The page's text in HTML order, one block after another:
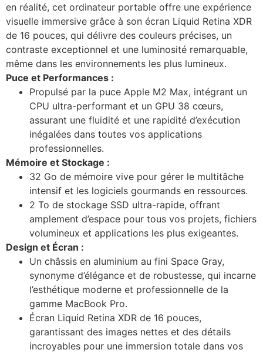
en réalité, cet ordinateur portable offre une expérience
visuelle immersive grâce à son écran Liquid Retina XDR
de 16 pouces, qui délivre des couleurs précises, un
contraste exceptionnel et une luminosité remarquable,
même dans les environnements les plus lumineux.
Puce et Performances :
Propulsé par la puce Apple M2 Max, intégrant un
CPU ultra-performant et un GPU 38 cœurs,
assurant une fluidité et une rapidité d’exécution
inégalées dans toutes vos applications
professionnelles.
Mémoire et Stockage :
32 Go de mémoire vive pour gérer le multitâche
intensif et les logiciels gourmands en ressources.
2 To de stockage SSD ultra-rapide, offrant
amplement d’espace pour tous vos projets, fichiers
volumineux et applications les plus exigeantes.
Design et Écran :
Un châssis en aluminium au fini Space Gray,
synonyme d’élégance et de robustesse, qui incarne
l’esthétique moderne et professionnelle de la
gamme MacBook Pro.
Écran Liquid Retina XDR de 16 pouces,
garantissant des images nettes et des détails
incroyables pour une immersion totale dans vos